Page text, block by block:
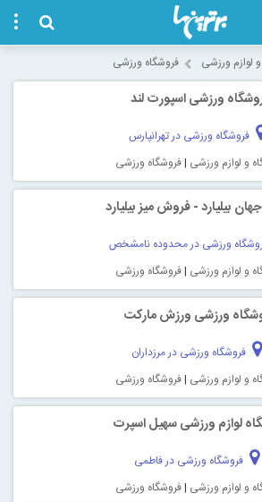
لوازم ورزشی فروشگاه ورزشی
ورزشی اسپورت لند
فروشگاه ورزشی در تهرانپارس
و لوازم ورزشی |فروشگاه ورزشی
بیلیارد - فروش میز بیلیارد
ورزشی در محدوده نامشخص
و لوازم ورزشی |فروشگاه ورزشی
ورزشی ورزش مارکت
فروشگاه ورزشی در مرزداران
و لوازم ورزشی |فروشگاه ورزشی
لوازم ورزشی سهیل اسپرت
فروشگاه ورزشی در فاطمی
و لوازم ورزشی |فروشگاه ورزشی